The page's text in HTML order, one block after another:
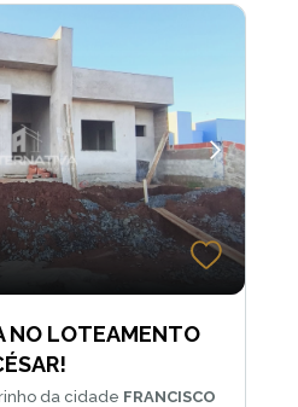
NO LOTEAMENTO
da cidade FRANCISCO